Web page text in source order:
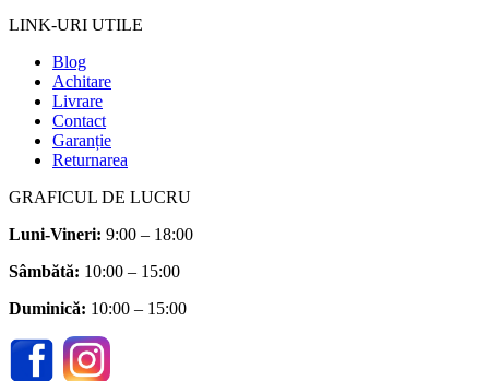
LINK-URI UTILE
Blog
Achitare
Livrare
Contact
Garanție
Returnarea
GRAFICUL DE LUCRU
Luni-Vineri: 9:00 – 18:00
Sâmbătă: 10:00 – 15:00
Duminică: 10:00 – 15:00